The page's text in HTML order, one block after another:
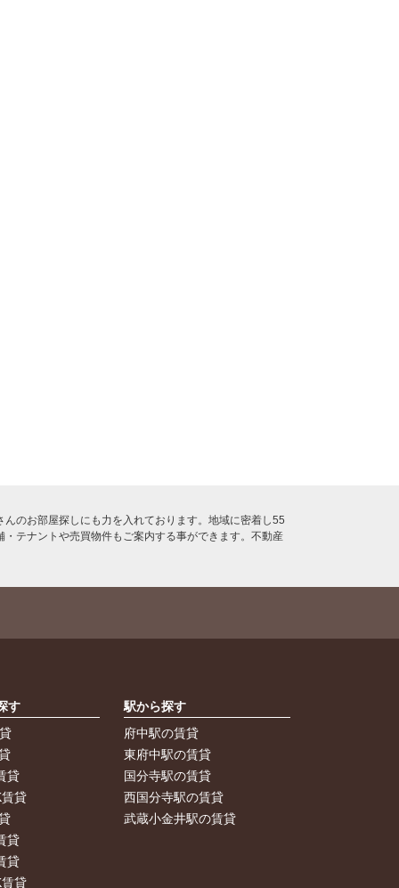
のお部屋探しにも力を入れております。地域に密着し55
テナントや売買物件もご案内する事ができます。不動産
す
貸
貸
貸
貸
貸
駅から探す
府中駅の賃貸
東府中駅の賃貸
国分寺駅の賃貸
西国分寺駅の賃貸
武蔵小金井駅の賃貸